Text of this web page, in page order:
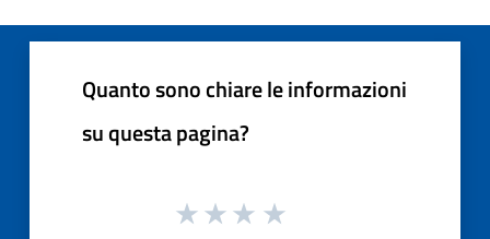
Quanto sono chiare le informazioni
su questa pagina?